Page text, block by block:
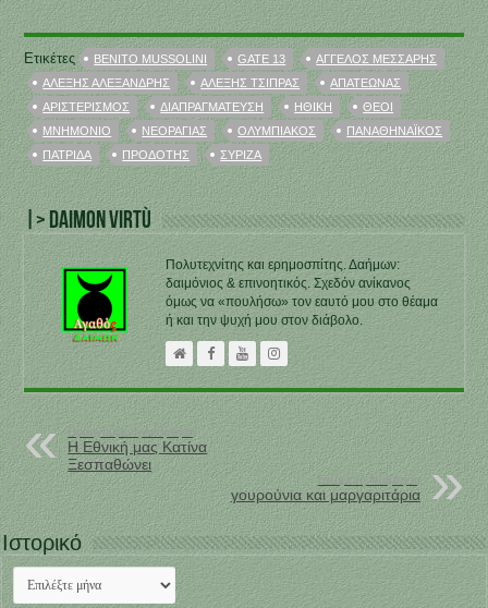
Ετικέτες BENITO MUSSOLINI GATE 13
ΆΓΓΕΛΟΣ ΜΕΣΣΆΡΗΣ
ΑΛΈΞΗΣ ΑΛΕΞΑΝΔΡΉΣ
ΑΛΈΞΗΣ ΤΣΊΠΡΑΣ
ΑΠΑΤΕΏΝΑΣ
ΑΡΙΣΤΕΡΙΣΜΌΣ
ΔΙΑΠΡΑΓΜΆΤΕΥΣΗ ΗΘΙΚΉ
ΘΕΟΊ
ΜΝΗΜΌΝΙΟ
ΝΕΟΡΑΓΙΆΣ ΟΛΥΜΠΙΑΚΌΣ
ΠΑΝΑΘΗΝΑΪΚΌΣ
ΠΑΤΡΊΔΑ
ΠΡΟΔΌΤΗΣ ΣΥΡΙΖΑ
|> Daimon Virtù
Πολυτεχνίτης και ερημοσπίτης. Δαήμων:
δαιμόνιος & επινοητικός. Σχεδόν ανίκανος
όμως να «πουλήσω» τον εαυτό μου στο θέαμα
ή και την ψυχή μου στον διάβολο.
Προηγούμενη Ανάρτηση
Η Εθνική μας Κατίνα
Ξεσπαθώνει
Επόμενη Ανάρτηση
γουρούνια και μαργαριτάρια
Ιστορικό
Ιστορικό